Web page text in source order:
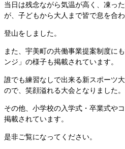
当日は残念ながら気温が高く、凍っ
が、子どもから大人まで皆で息を合
登山をしました。
また、宇美町の共働事業提案制度に
ンジ」の様子も掲載されています。
誰でも練習なしで出来る新スポーツ
ので、笑顔溢れる大会となりました。
その他、小学校の入学式・卒業式や
掲載されています。
是非ご覧になってください。